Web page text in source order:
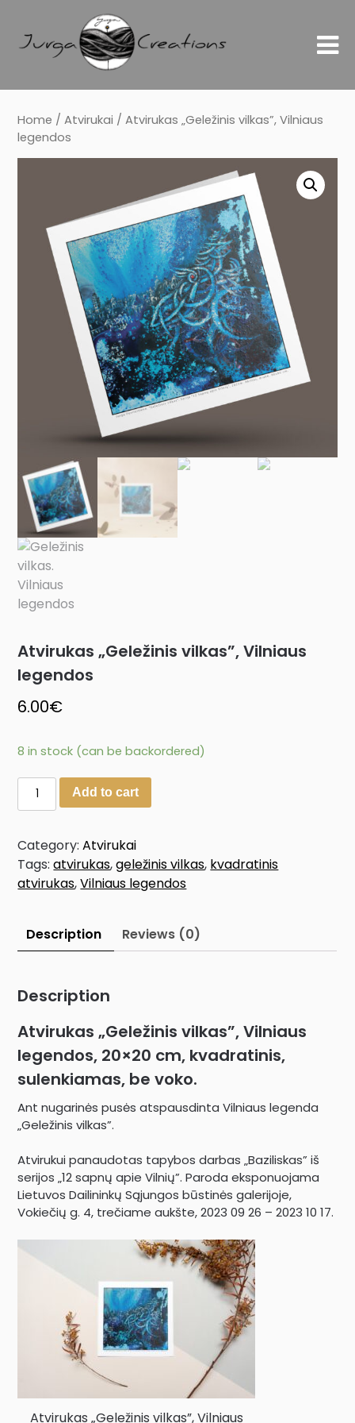
Home /Atvirukai / Atvirukas „Geležinis vilkas”, Vilniaus
legendos
Atvirukas „Geležinis vilkas”, Vilniaus
legendos
6.00€
8 in stock (can be backordered)
Add to cart
Category:Atvirukai
Tags:atvirukas,geležinis vilkas, kvadratinis
atvirukas,Vilniaus legendos
Description Reviews (0)
Description
Atvirukas „Geležinis vilkas”, Vilniaus
legendos, 20×20 cm, kvadratinis,
sulenkiamas, be voko.
Ant nugarinės pusės atspausdinta Vilniaus legenda
„Geležinis vilkas”.
Atvirukui panaudotas tapybos darbas „Baziliskas” iš
serijos „12 sapnų apie Vilnių”. Paroda eksponuojama
Lietuvos Dailininkų Sąjungos būstinės galerijoje,
Vokiečių g. 4, trečiame aukšte, 2023 09 26 – 2023 10 17.
Atvirukas „Geležinis vilkas”, Vilniaus